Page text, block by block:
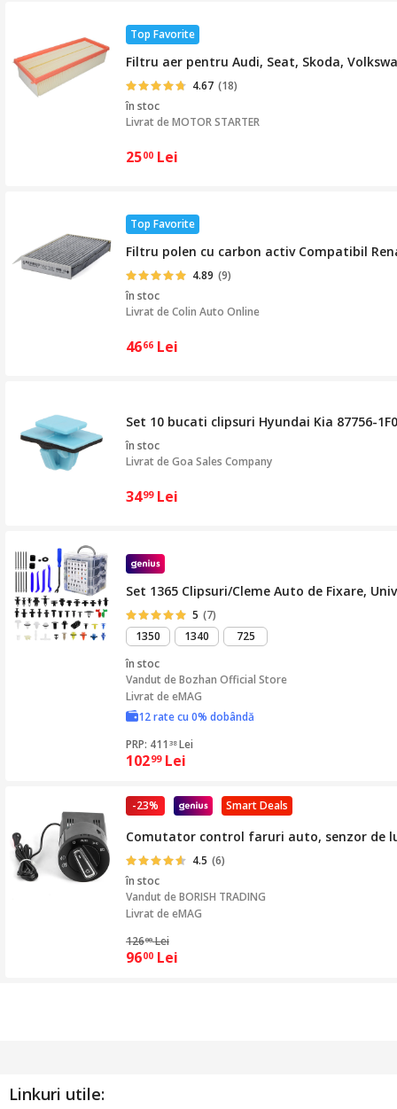
Top Favorite
Filtru aer pentru Audi, Seat, Skoda,
4.67 (18)
în stoc
Livrat deMOTOR STARTER
2500 Lei
Top Favorite
Filtru polen cu carbon activ Compatibil
4.89 (9)
în stoc
Livrat deColin Auto Online
4666 Lei
Set 10 bucati clipsuri Hyundai Kia 87756-
în stoc
Livrat deGoa Sales Company
3499 Lei
Set 1365 Clipsuri/Cleme Auto de Fixare,
5 (7)
1350
1340
725
în stoc
Vandut deBozhan Official Store
Livrat de eMAG
12 rate cu 0% dobândă
PRP: 411 38 Lei
10299 Lei
Smart Deals
-23%
Comutator control faruri auto, senzor de
4.5 (6)
în stoc
Vandut deBORISH TRADING
Livrat de eMAG
12600 Lei
9600 Lei
Linkuri utile: